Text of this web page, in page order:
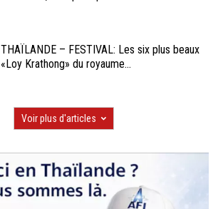
THAÏLANDE – FESTIVAL: Les six plus beaux
«Loy Krathong» du royaume...
Voir plus d'articles